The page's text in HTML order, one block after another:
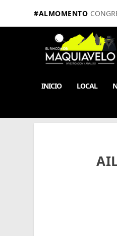
#ALMOMENTO
INICIO LOCAL